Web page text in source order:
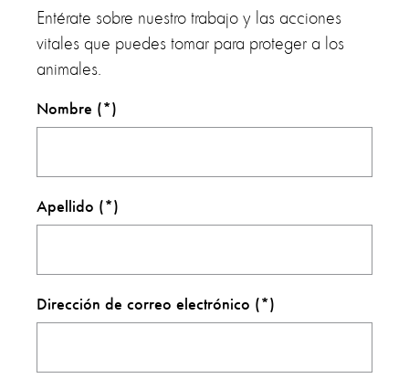
Entérate sobre nuestro trabajo y las acciones
vitales que puedes tomar para proteger a los
animales.
Nombre
Apellido
Dirección de correo electrónico